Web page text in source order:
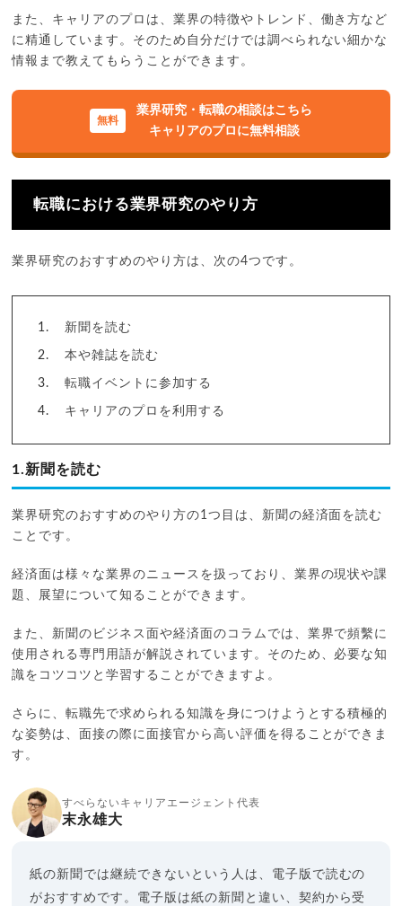
また、キャリアのプロは、業界の特徴やトレンド、働き方など
に精通しています。そのため自分だけでは調べられない細かな
情報まで教えてもらうことができます。
業界研究・転職の相談はこちら
キャリアのプロに無料相談
転職における業界研究のやり方
業界研究のおすすめのやり方は、次の4つです。
新聞を読む
本や雑誌を読む
転職イベントに参加する
キャリアのプロを利用する
1.新聞を読む
業界研究のおすすめのやり方の1つ目は、新聞の経済面を読む
ことです。
経済面は様々な業界のニュースを扱っており、業界の現状や課
題、展望について知ることができます。
また、新聞のビジネス面や経済面のコラムでは、業界で頻繫に
使用される専門用語が解説されています。そのため、必要な知
識をコツコツと学習することができますよ。
さらに、転職先で求められる知識を身につけようとする積極的
な姿勢は、面接の際に面接官から高い評価を得ることができま
す。
すべらないキャリアエージェント代表
末永雄大
紙の新聞では継続できないという人は、電子版で読むの
がおすすめです。電子版は紙の新聞と違い、契約から受